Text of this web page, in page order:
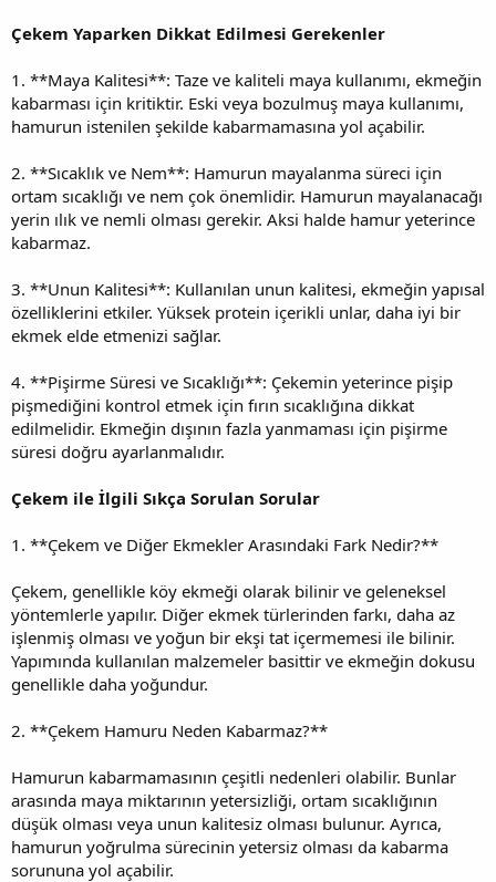
Çekem Yaparken Dikkat Edilmesi Gerekenler
1. **Maya Kalitesi**: Taze ve kaliteli maya kullanımı, ekmeğin
kabarması için kritiktir. Eski veya bozulmuş maya kullanımı,
hamurun istenilen şekilde kabarmamasına yol açabilir.
2. **Sıcaklık ve Nem**: Hamurun mayalanma süreci için
ortam sıcaklığı ve nem çok önemlidir. Hamurun mayalanacağı
yerin ılık ve nemli olması gerekir. Aksi halde hamur yeterince
kabarmaz.
3. **Unun Kalitesi**: Kullanılan unun kalitesi, ekmeğin yapısal
özelliklerini etkiler. Yüksek protein içerikli unlar, daha iyi bir
ekmek elde etmenizi sağlar.
4. **Pişirme Süresi ve Sıcaklığı**: Çekemin yeterince pişip
pişmediğini kontrol etmek için fırın sıcaklığına dikkat
edilmelidir. Ekmeğin dışının fazla yanmaması için pişirme
süresi doğru ayarlanmalıdır.
Çekem ile İlgili Sıkça Sorulan Sorular
1. **Çekem ve Diğer Ekmekler Arasındaki Fark Nedir?**
Çekem, genellikle köy ekmeği olarak bilinir ve geleneksel
yöntemlerle yapılır. Diğer ekmek türlerinden farkı, daha az
işlenmiş olması ve yoğun bir ekşi tat içermemesi ile bilinir.
Yapımında kullanılan malzemeler basittir ve ekmeğin dokusu
genellikle daha yoğundur.
2. **Çekem Hamuru Neden Kabarmaz?**
Hamurun kabarmamasının çeşitli nedenleri olabilir. Bunlar
arasında maya miktarının yetersizliği, ortam sıcaklığının
düşük olması veya unun kalitesiz olması bulunur. Ayrıca,
hamurun yoğrulma sürecinin yetersiz olması da kabarma
sorununa yol açabilir.